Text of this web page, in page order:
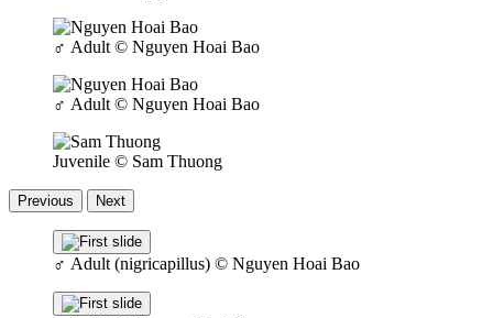
♂ Adult © Nguyen Hoai Bao
♂ Adult © Nguyen Hoai Bao
Juvenile © Sam Thuong
Previous Next
♂ Adult (nigricapillus) © Nguyen Hoai Bao